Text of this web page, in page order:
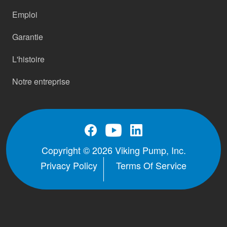
Emploi
Garantie
L'histoire
Notre entreprise
Copyright © 2026 Viking Pump, Inc.
Privacy Policy
Terms Of Service